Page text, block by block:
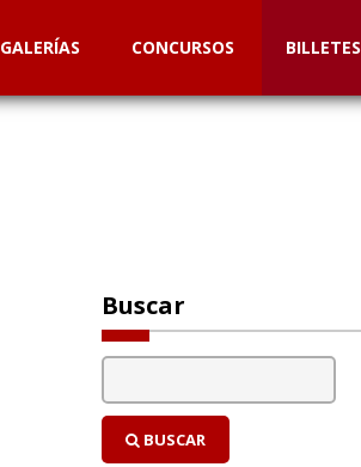
GALERÍAS CONCURSOS BILLETES
Buscar
BUSCAR